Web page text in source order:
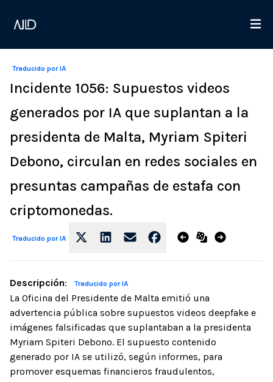
Traducido por IA
Incidente 1056: Supuestos videos
generados por IA que suplantan a la
presidenta de Malta, Myriam Spiteri
Debono, circulan en redes sociales en
presuntas campañas de estafa con
criptomonedas.
Traducido por IA
Descripción: Traducido por IA
La Oficina del Presidente de Malta emitió una
advertencia pública sobre supuestos videos deepfake e
imágenes falsificadas que suplantaban a la presidenta
Myriam Spiteri Debono. El supuesto contenido
generado por IA se utilizó, según informes, para
promover esquemas financieros fraudulentos,